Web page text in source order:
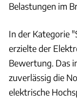
Belastungen im
In der Kategorie
erzielte der
Bewertung. Das
zuverlässig die
elektrische